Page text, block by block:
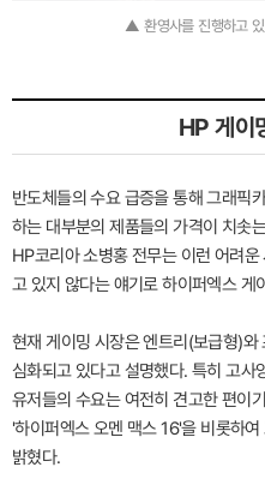
▲ 환영사를 진행하고
HP 게이
반도체들의 수요 급증을 통해 그래픽
하는 대부분의 제품들의 가격이 치솟
HP코리아 소병홍 전무는 이런 어려
고 있지 않다는 얘기로 하이퍼엑스 게
현재 게이밍 시장은 엔트리(보급형)
심화되고 있다고 설명했다. 특히 고사
유저들의 수요는 여전히 견고한 편이
'하이퍼엑스 오멘 맥스 16'을 비롯하
밝혔다.